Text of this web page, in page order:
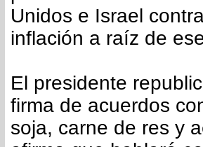
Unidos e Israel
inflación a raíz de
El presidente
firma de acuerdos
soja, carne de res y